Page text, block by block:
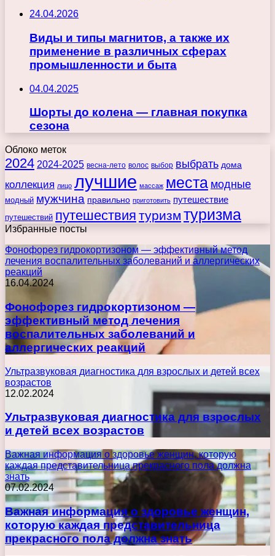
24.04.2026
Виды и типы магнитов, а также их
применение в различных сферах
промышленности и быта
04.04.2025
Шорты до колена — главная покупка
сезона
Облоко меток
2024 2024-2025 весна-лето волос выбор выбрать дома
коллекция лицо лучшие массаж места модные
модный мужчина правильно приготовить путешествие
путешествий путешествия туризм туризма
Избранные посты
Фонофорез гидрокортизоном — эффективный метод
лечения воспалительных заболеваний и аллергических
реакций
16.04.2024
Фонофорез гидрокортизоном —
эффективный метод лечения
воспалительных заболеваний и
аллергических реакций
Ультразвуковая диагностика для взрослых и детей всех
возрастов
12.02.2024
Ультразвуковая диагностика для взрослых
и детей всех возрастов
Важная информация о здоровье женщин, которую
каждая представительница прекрасного пола должна
знать
07.02.2024
Важная информация о здоровье женщин,
которую каждая представительница
прекрасного пола должна знать